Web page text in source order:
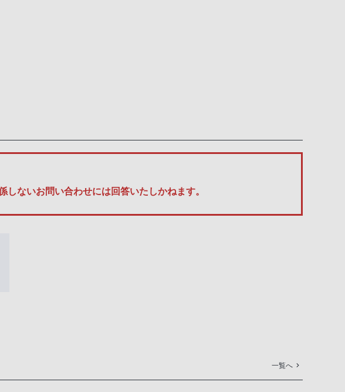
ないお問い合わせには回答いたしかねます。
一覧へ